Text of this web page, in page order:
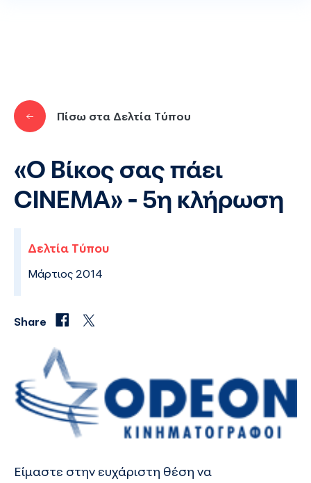
Πίσω στα Δελτία Τύπου
«Ο Βίκος σας πάει
CINEMA» - 5η κλήρωση
Δελτία Τύπου
Μάρτιος 2014
Share
Είμαστε στην ευχάριστη θέση να